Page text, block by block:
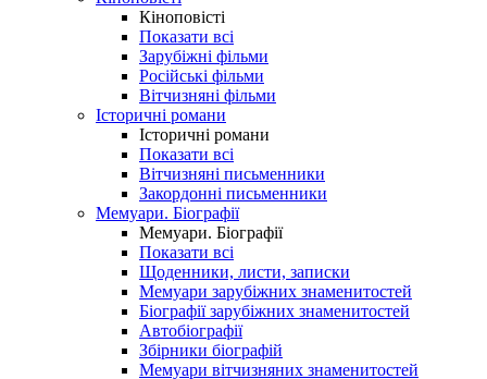
Кіноповісті
Показати всі
Зарубіжні фільми
Російські фільми
Вітчизняні фільми
Історичні романи
Історичні романи
Показати всі
Вітчизняні письменники
Закордонні письменники
Мемуари. Біографії
Мемуари. Біографії
Показати всі
Щоденники, листи, записки
Мемуари зарубіжних знаменитостей
Біографії зарубіжних знаменитостей
Автобіографії
Збірники біографій
Мемуари вітчизняних знаменитостей